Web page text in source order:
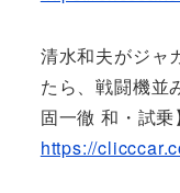
清水和夫がジャ
たら、戦闘機並
固一徹 和・試乗】
https://